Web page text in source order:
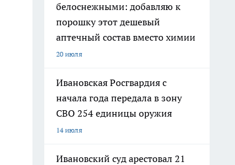
белоснежными: добавляю к
порошку этот дешевый
аптечный состав вместо химии
20 июля
Ивановская Росгвардия с
начала года передала в зону
СВО 254 единицы оружия
14 июля
Ивановский суд арестовал 21